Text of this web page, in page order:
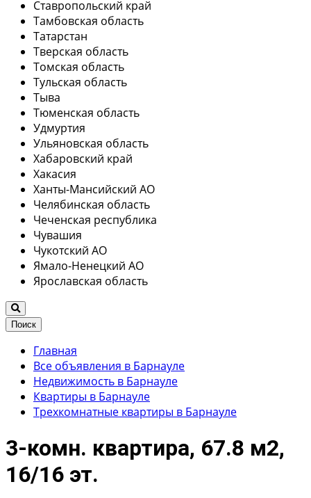
Ставропольский край
Тамбовская область
Татарстан
Тверская область
Томская область
Тульская область
Тыва
Тюменская область
Удмуртия
Ульяновская область
Хабаровский край
Хакасия
Ханты-Мансийский АО
Челябинская область
Чеченская республика
Чувашия
Чукотский АО
Ямало-Ненецкий АО
Ярославская область
Поиск
Главная
Все объявления в Барнауле
Недвижимость в Барнауле
Квартиры в Барнауле
Трехкомнатные квартиры в Барнауле
3-комн. квартира, 67.8 м2,
16/16 эт.